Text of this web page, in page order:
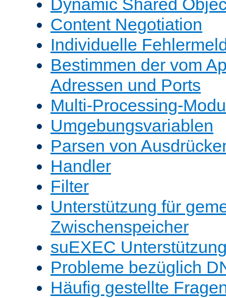
Dynamic Shared
Content Negotiation
Individuelle
Bestimmen der vom
Adressen und Ports
Multi-Processing-
Umgebungsvariablen
Parsen von
Handler
Filter
Unterstützung für
Zwischenspeicher
suEXEC
Probleme bezüglich
Häufig gestellte